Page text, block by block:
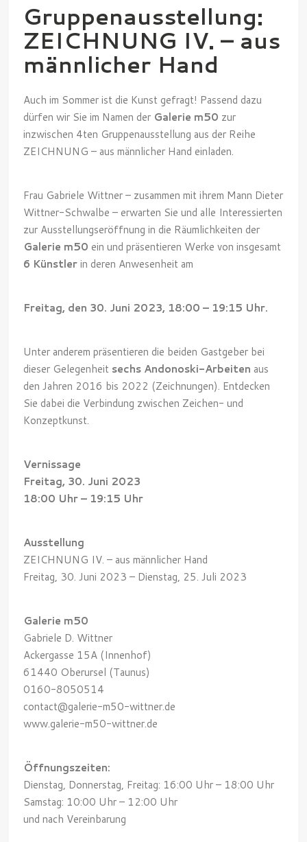
Gruppenausstellung:
ZEICHNUNG IV. – aus
männlicher Hand
Auch im Sommer ist die Kunst gefragt! Passend dazu
dürfen wir Sie im Namen der Galerie m50 zur
inzwischen 4ten Gruppenausstellung aus der Reihe
ZEICHNUNG – aus männlicher Hand einladen.
Frau Gabriele Wittner – zusammen mit ihrem Mann Dieter
Wittner-Schwalbe – erwarten Sie und alle Interessierten
zur Ausstellungseröffnung in die Räumlichkeiten der
Galerie m50 ein und präsentieren Werke von insgesamt
6 Künstlerin deren Anwesenheit am
Freitag, den 30. Juni 2023, 18:00 – 19:15 Uhr.
Unter anderem präsentieren die beiden Gastgeber bei
dieser Gelegenheit sechs Andonoski-Arbeiten aus
den Jahren 2016 bis 2022 (Zeichnungen). Entdecken
Sie dabei die Verbindung zwischen Zeichen- und
Konzeptkunst.
Vernissage
Freitag, 30. Juni 2023
18:00 Uhr – 19:15 Uhr
Ausstellung
ZEICHNUNG IV. – aus männlicher Hand
Freitag, 30. Juni 2023 – Dienstag, 25. Juli 2023
Galerie m50
Gabriele D. Wittner
Ackergasse 15A (Innenhof)
61440 Oberursel (Taunus)
0160-8050514
contact@galerie-m50-wittner.de
www.galerie-m50-wittner.de
Öffnungszeiten:
Dienstag, Donnerstag, Freitag: 16:00 Uhr – 18:00 Uhr
Samstag: 10:00 Uhr – 12:00 Uhr
und nach Vereinbarung